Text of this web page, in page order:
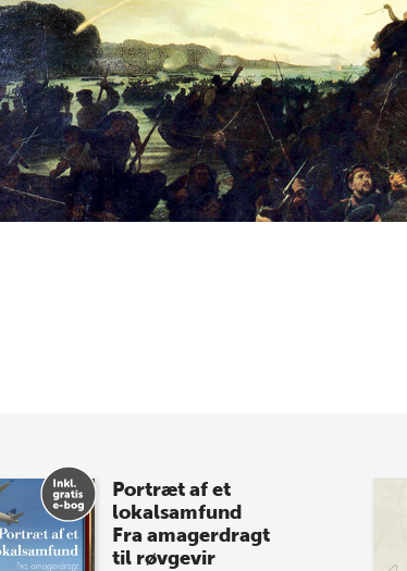
Portræt af et
lokalsamfund
Fra amagerdragt
til røvgevir